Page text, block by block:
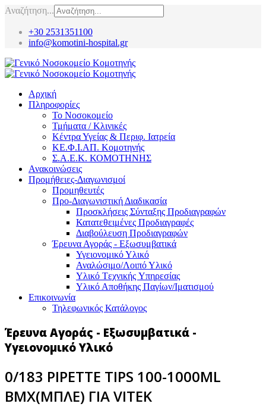
Αναζήτηση...
+30 2531351100
info@komotini-hospital.gr
Αρχική
Πληροφορίες
Το Νοσοκομείο
Τμήματα / Κλινικές
Κέντρα Υγείας & Περιφ. Ιατρεία
ΚΕ.Φ.Ι.ΑΠ. Κομοτηνής
Σ.Α.Ε.Κ. ΚΟΜΟΤΗΝΗΣ
Ανακοινώσεις
Προμήθειες-Διαγωνισμοί
Προμηθευτές
Προ-Διαγωνιστική Διαδικασία
Προσκλήσεις Σύνταξης Προδιαγραφών
Κατατεθειμένες Προδιαγραφές
Διαβούλευση Προδιαγραφών
Έρευνα Αγοράς - Εξωσυμβατικά
Υγειονομικό Υλικό
Αναλώσιμο/Λοιπό Υλικό
Υλικό Tεχνικής Yπηρεσίας
Υλικό Αποθήκης Παγίων/Ιματισμού
Επικοινωνία
Τηλεφωνικός Κατάλογος
Έρευνα Αγοράς - Εξωσυμβατικά -
Υγειονομικό Υλικό
0/183 PIPETTE TIPS 100-1000ML
BMX(ΜΠΛΕ) ΓΙΑ VITEK